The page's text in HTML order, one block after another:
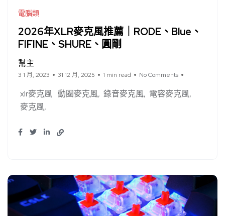
電腦類
2026年XLR麥克風推薦｜RODE、Blue、
FIFINE、SHURE、圓剛
幫主
3 1 月, 2023 31 12 月, 2025 1 min read No Comments
xlr麥克風 動圈麥克風 錄音麥克風 電容麥克風
麥克風